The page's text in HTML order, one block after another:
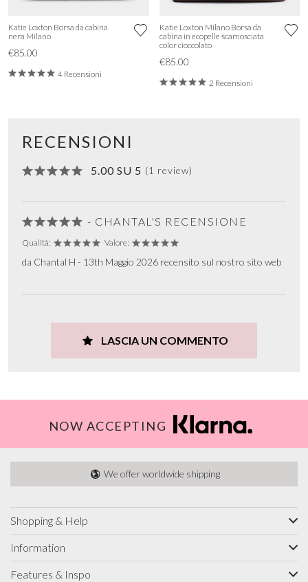
Katie Loxton Borsa da cabina
nera Milano
€85.00
4 Recensioni
Katie Loxton Milano Borsa da
cabina in ecopelle scamosciata
color cioccolato
€85.00
2 Recensioni
RECENSIONI
5.00 SU 5 (1 review)
- CHANTAL'S RECENSIONE
Qualità: Valore:
da Chantal H - 13th Maggio 2026 recensito sul nostro sito web
LASCIA UN COMMENTO
NOW ACCEPTING
We offer worldwide shipping
Shopping & Help
Information
Features & Inspo